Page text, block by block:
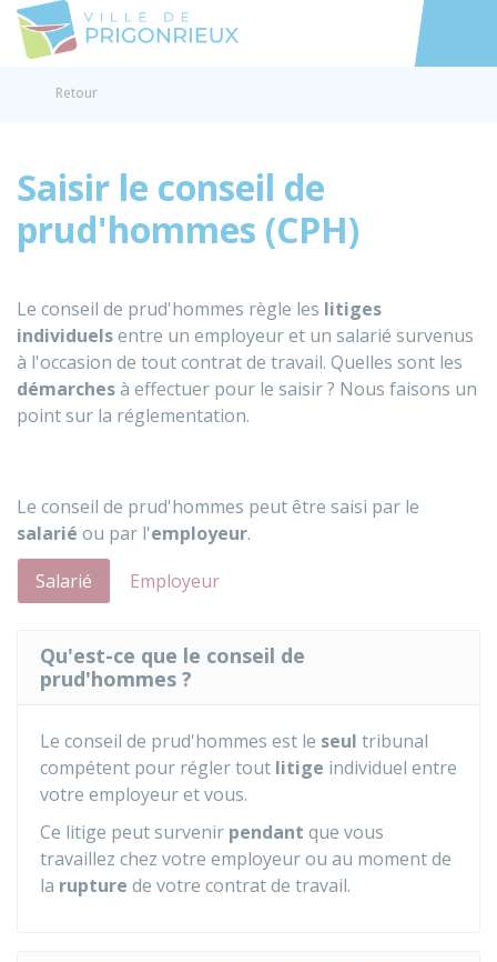
Accéder
Retour
Saisir le conseil de
prud'hommes (CPH)
Le conseil de prud'hommes règle les litiges
individuelsentre un employeur et un salarié survenus
à l'occasion de tout contrat de travail. Quelles sont les
démarchesà effectuer pour le saisir ? Nous faisons un
point sur la réglementation.
Le conseil de prud'hommes peut être saisi par le
salarié ou par l'employeur.
Salarié
Employeur
Qu'est-ce que le conseil de
prud'hommes ?
Le conseil de prud'hommes est le seul tribunal
compétent pour régler tout litige individuel entre
votre employeur et vous.
Ce litige peut survenir pendant que vous
travaillez chez votre employeur ou au moment de
la rupture de votre contrat de travail.